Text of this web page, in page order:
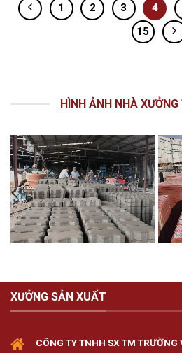
1 2 3 4
15
HÌNH ẢNH NHÀ
XƯỞNG SẢN XUẤT
CÔNG TY TNHH SX TM TRƯỜNG